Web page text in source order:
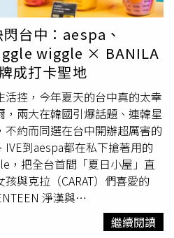
台中：aespa、
wiggle × BANILA
成打卡聖地
控，今年夏天的台中真的太幸
兩大在韓國引爆話題、連韓星
約而同選在台中開辦超厲害的
到aespa都在私下搶著用的
，把全台首間「夏日小屋」直
與克拉（CARAT）們喜愛的
淨漢與
台隆手創館打造獨家快閃店
屬拍照打卡牆以及狂抽好禮的限
繼續閱讀